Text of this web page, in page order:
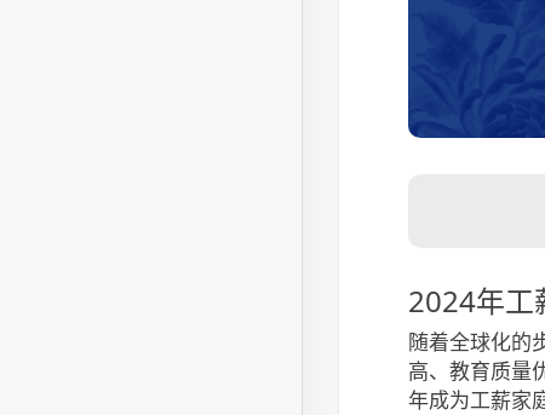
2024年工
随着全球化的
高、教育质量
年成为工薪家